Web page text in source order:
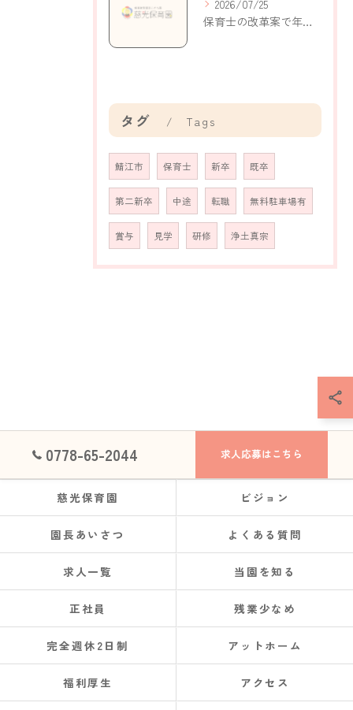
2026/07/25
保育士の改革案で年収アップと働きやすさを実現する新制度の活用ポイント
タグ Tags
鯖江市 保育士 新卒 既卒
第二新卒 中途 転職 無料駐車場有
賞与 見学 研修 浄土真宗
0778-65-2044 求人応募はこちら
慈光保育園 ビジョン
園長あいさつ よくある質問
求人一覧 当園を知る
正社員 残業少なめ
完全週休2日制 アットホーム
福利厚生 アクセス